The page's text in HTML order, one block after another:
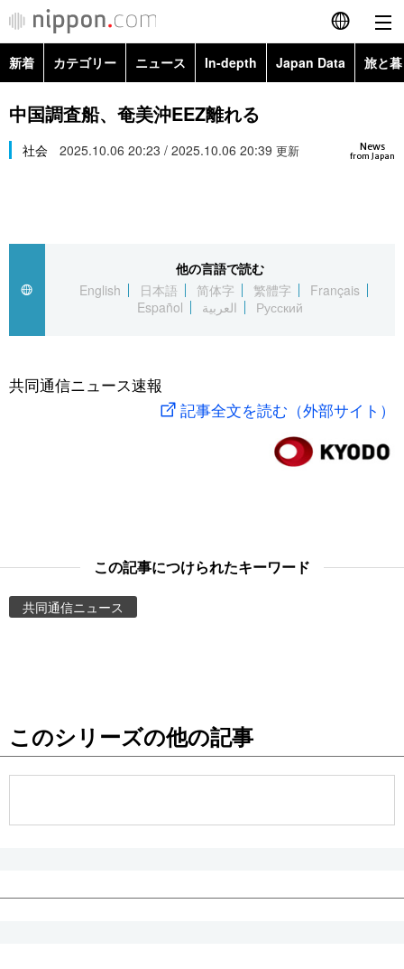
English
繁體字
العربية
社会
旅と暮らし
東京
新着 カテゴリー ニュース In-depth Japan Data 旅と
政治・外交
経済・ビジネス
社会
文化
科学・技術
暮らし
Images
お知らせ
中国調査船、奄美沖EEZ離れる
News
from Japan
社会 2025.10.06 20:23 / 2025.10.06 20:39 更新
他の言語で読む
English
日本語 简体字 繁體字
Français
Español
العربية Русский
共同通信ニュース速報
記事全文を読む（外部サイト）
この記事につけられたキーワード
共同通信ニュース
このシリーズの他の記事